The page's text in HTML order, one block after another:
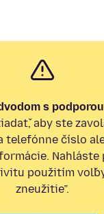
s
aby ste
telefónne číslo
Nahláste
použitím
zneužitie”.